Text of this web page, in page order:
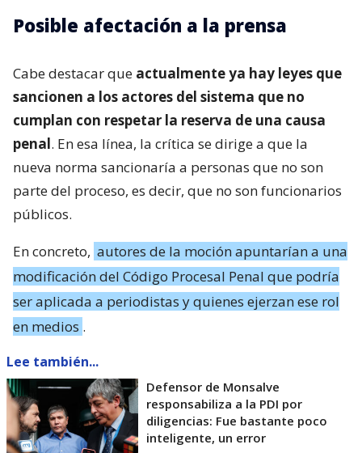
Posible afectación a la prensa
Cabe destacar que actualmente ya hay leyes que
sancionen a los actores del sistema que no
cumplan con respetar la reserva de una causa
penal. En esa línea, la crítica se dirige a que la
nueva norma sancionaría a personas que no son
parte del proceso, es decir, que no son funcionarios
públicos.
En concreto, autores de la moción apuntarían a una
modificación del Código Procesal Penal que podría
ser aplicada a periodistas y quienes ejerzan ese rol
en medios .
Lee también...
Defensor de Monsalve
responsabiliza a la PDI por
diligencias: Fue bastante poco
inteligente, un error